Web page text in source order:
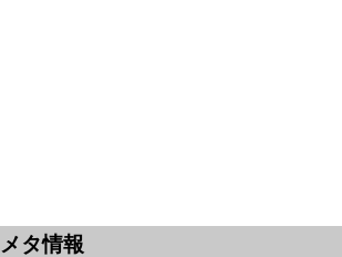
メタ情報